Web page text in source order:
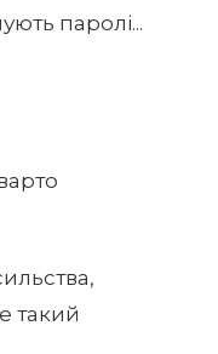
паролі...
такий